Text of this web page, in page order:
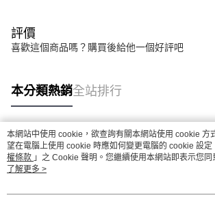
評價
喜歡這個商品嗎？購買後給他一個好評吧
本分類熱銷全站排行
熱門標籤
本網站中使用 cookie，欲查詢有關本網站使用 cookie 方
望在電腦上使用 cookie 時應如何變更電腦的 cookie 設定
權條款 」之 Cookie 聲明。您繼續使用本網站即表示您
用條款之 Cookie 聲明使用 cookie。
了解更多 >